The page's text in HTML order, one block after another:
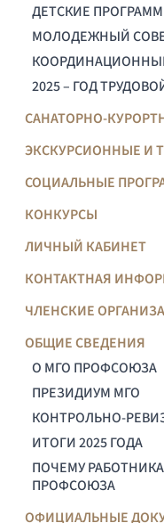
ДЕТСКИЕ
МОЛОДЕЖНЫЙ
2025 – ГОД
САНАТОРНО-
ЭКСКУРСИОННЫЕ И
СОЦИАЛЬНЫЕ
КОНКУРСЫ
ЛИЧНЫЙ КАБИНЕТ
КОНТАКТНАЯ
ЧЛЕНСКИЕ
ОБЩИЕ СВЕДЕНИЯ
О МГО ПРОФСОЮЗА
ПРЕЗИДИУМ МГО
КОНТРОЛЬНО-
ИТОГИ 2025 ГОДА
ПОЧЕМУ
ПРОФСОЮЗА
ОФИЦИАЛЬНЫЕ